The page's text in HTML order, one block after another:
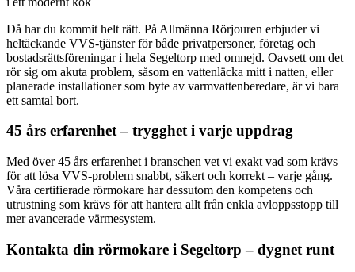
Då har du kommit helt rätt. På Allmänna Rörjouren erbjuder vi
heltäckande VVS-tjänster för både privatpersoner, företag och
bostadsrättsföreningar i hela Segeltorp med omnejd. Oavsett om det
rör sig om akuta problem, såsom en vattenläcka mitt i natten, eller
planerade installationer som byte av varmvattenberedare, är vi bara
ett samtal bort.
45 års erfarenhet – trygghet i varje uppdrag
Med över 45 års erfarenhet i branschen vet vi exakt vad som krävs
för att lösa VVS-problem snabbt, säkert och korrekt – varje gång.
Våra certifierade rörmokare har dessutom den kompetens och
utrustning som krävs för att hantera allt från enkla avloppsstopp till
mer avancerade värmesystem.
Kontakta din rörmokare i Segeltorp – dygnet runt